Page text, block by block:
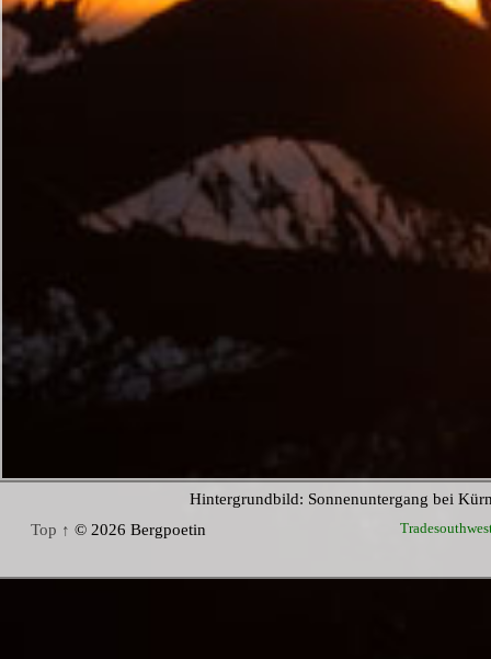
Hintergrundbild: Sonnenuntergang bei
Top ↑ © 2026 Bergpoetin